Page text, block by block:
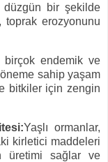
düzgün bir şekilde
toprak erozyonunu
birçok endemik ve
sahip yaşam
bitkiler için zengin
Yaşlı ormanlar,
kirletici maddeleri
üretimi sağlar ve